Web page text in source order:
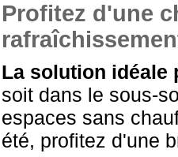
Profitez d'une
La solution idéale
soit dans le sous-
espaces sans
été, profitez d'une